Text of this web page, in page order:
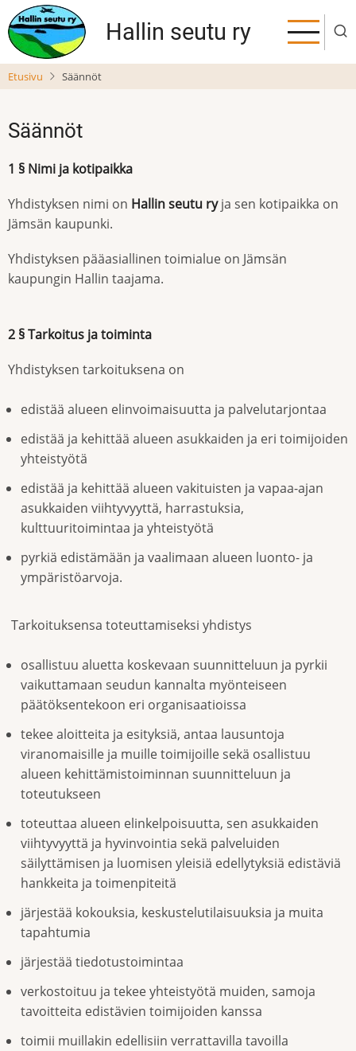
Hyppää
pääsisältöön
Hallin seutu ry
Etusivu Säännöt
Säännöt
1 § Nimi ja kotipaikka
Yhdistyksen nimi on Hallin seutu ryja sen kotipaikka on
Jämsän kaupunki.
Yhdistyksen pääasiallinen toimialue on Jämsän
kaupungin Hallin taajama.
2 § Tarkoitus ja toiminta
Yhdistyksen tarkoituksena on
edistää alueen elinvoimaisuutta ja palvelutarjontaa
edistää ja kehittää alueen asukkaiden ja eri toimijoiden
yhteistyötä
edistää ja kehittää alueen vakituisten ja vapaa-ajan
asukkaiden viihtyvyyttä, harrastuksia,
kulttuuritoimintaa ja yhteistyötä
pyrkiä edistämään ja vaalimaan alueen luonto- ja
ympäristöarvoja.
Tarkoituksensa toteuttamiseksi yhdistys
osallistuu aluetta koskevaan suunnitteluun ja pyrkii
vaikuttamaan seudun kannalta myönteiseen
päätöksentekoon eri organisaatioissa
tekee aloitteita ja esityksiä, antaa lausuntoja
viranomaisille ja muille toimijoille sekä osallistuu
alueen kehittämistoiminnan suunnitteluun ja
toteutukseen
toteuttaa alueen elinkelpoisuutta, sen asukkaiden
viihtyvyyttä ja hyvinvointia sekä palveluiden
säilyttämisen ja luomisen yleisiä edellytyksiä edistäviä
hankkeita ja toimenpiteitä
järjestää kokouksia, keskustelutilaisuuksia ja muita
tapahtumia
järjestää tiedotustoimintaa
verkostoituu ja tekee yhteistyötä muiden, samoja
tavoitteita edistävien toimijoiden kanssa
toimii muillakin edellisiin verrattavilla tavoilla